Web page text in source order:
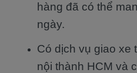
hàng đã có thể
ngày.
Có dịch vụ giao xe
nội thành HCM và